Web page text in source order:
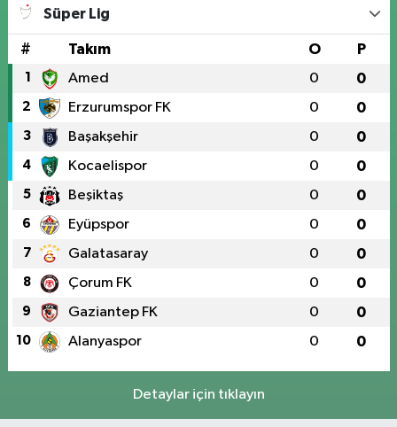
Süper Lig
# Takım O P
1 Amed 0 0
2 Erzurumspor FK 0 0
3 Başakşehir 0 0
4 Kocaelispor 0 0
5 Beşiktaş 0 0
6 Eyüpspor 0 0
7 Galatasaray 0 0
8 Çorum FK 0 0
9 Gaziantep FK 0 0
10 Alanyaspor 0 0
Detaylar için tıklayın